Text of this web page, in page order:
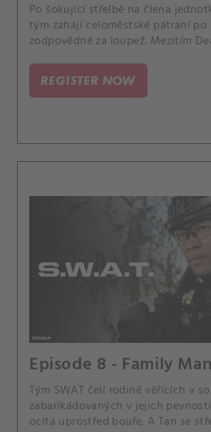
Po šokující střelbě na člena
tým zahájí celoměstské pátrání po
zodpovědné za loupež. Mezitím
Powellová a Alfaro se střetnou
problému.
REGISTER NOW
Episode 8 - Family Man
Tým SWAT čelí rodině věřících v
zabarikádovaných v jejich
ocitá uprostřed bouře. A Tan se